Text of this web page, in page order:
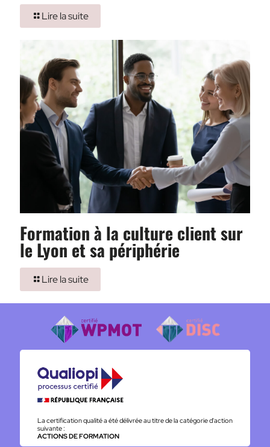
Lire la suite
Formation à la culture client sur
le Lyon et sa périphérie
Lire la suite
La certification qualité a été délivrée au titre de la catégorie d'action
suivante :
ACTIONS DE FORMATION